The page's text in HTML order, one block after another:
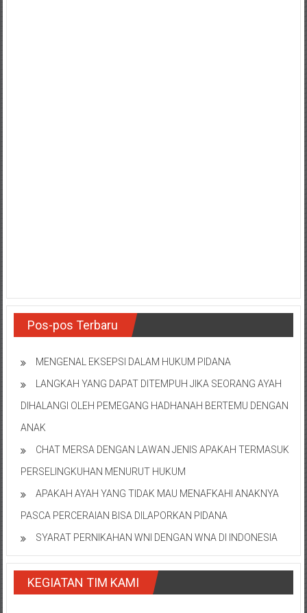
Pos-pos Terbaru
MENGENAL EKSEPSI DALAM HUKUM PIDANA
LANGKAH YANG DAPAT DITEMPUH JIKA SEORANG AYAH
DIHALANGI OLEH PEMEGANG HADHANAH BERTEMU DENGAN
ANAK
CHAT MERSA DENGAN LAWAN JENIS APAKAH TERMASUK
PERSELINGKUHAN MENURUT HUKUM
APAKAH AYAH YANG TIDAK MAU MENAFKAHI ANAKNYA
PASCA PERCERAIAN BISA DILAPORKAN PIDANA
SYARAT PERNIKAHAN WNI DENGAN WNA DI INDONESIA
KEGIATAN TIM KAMI